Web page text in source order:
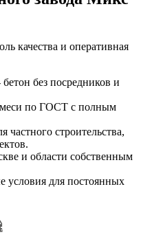
качества и оперативная
без посредников и
по ГОСТ с полным
строительства,
и области собственным
условия для постоянных